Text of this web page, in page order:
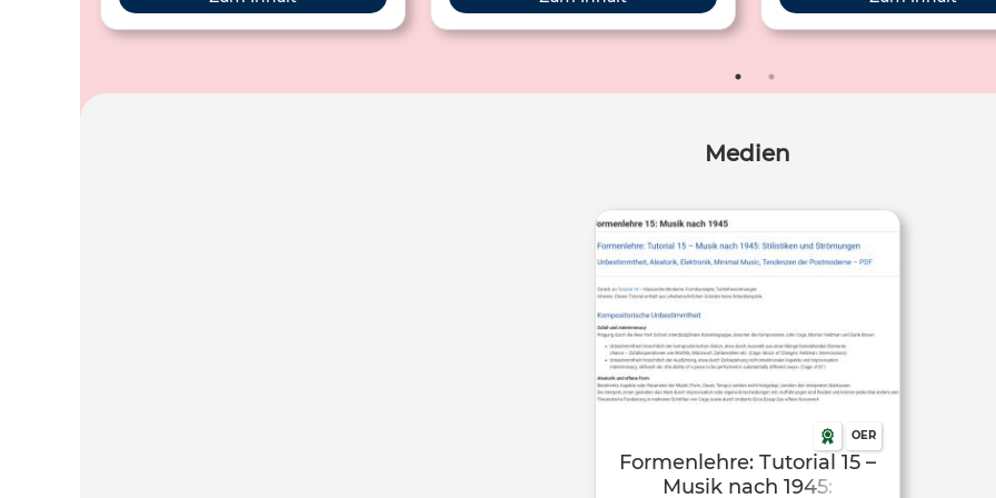
verwendeten Figuren vor und
veranschaulicht diese durch
Sekundarstufe I an
allgemeinbildenden Schulen
Kompositionen
zuvor erläuterten
Medien
OER
Formenlehre: Tutorial 15 –
Musik nach 1945: